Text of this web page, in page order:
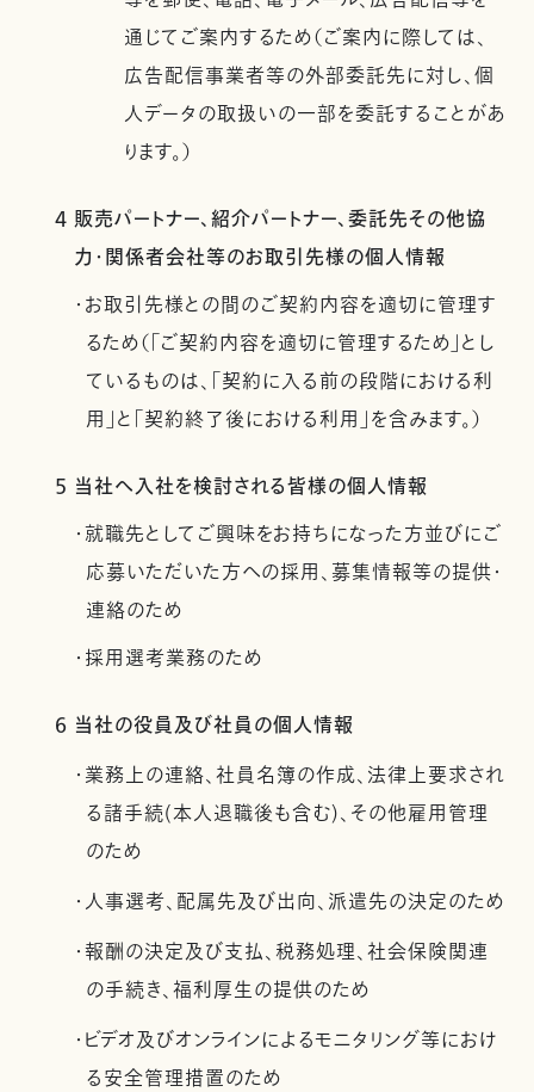
通じてご案内するため（ご案内に際しては、
広告配信事業者等の外部委託先に対し、個
人データの取扱いの一部を委託することがあ
ります。）
4 販売パートナー、紹介パートナー、委託先その他協
力・関係者会社等のお取引先様の個人情報
・お取引先様との間のご契約内容を適切に管理す
るため（「ご契約内容を適切に管理するため」とし
ているものは、「契約に入る前の段階における利
用」と「契約終了後における利用」を含みます。）
5 当社へ入社を検討される皆様の個人情報
・就職先としてご興味をお持ちになった方並びにご
応募いただいた方への採用、募集情報等の提供・
連絡のため
・採用選考業務のため
6 当社の役員及び社員の個人情報
・業務上の連絡、社員名簿の作成、法律上要求され
る諸手続(本人退職後も含む)、その他雇用管理
のため
・人事選考、配属先及び出向、派遣先の決定のため
・報酬の決定及び支払、税務処理、社会保険関連
の手続き、福利厚生の提供のため
・ビデオ及びオンラインによるモニタリング等におけ
る安全管理措置のため